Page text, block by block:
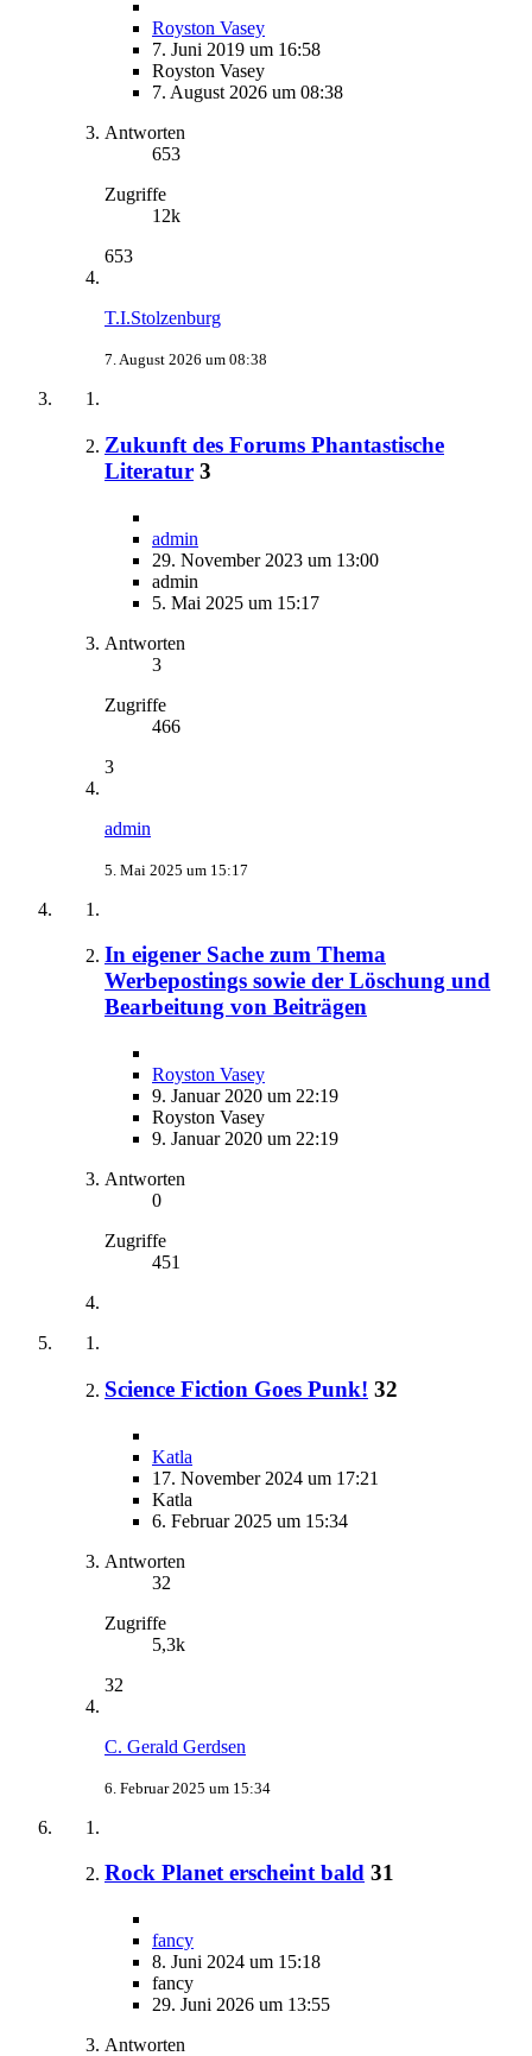
Royston Vasey
7. Juni 2019 um 16:58
Royston Vasey
7. August 2026 um 08:38
Antworten
653
Zugriffe
12k
653
T.I.Stolzenburg
7. August 2026 um 08:38
Zukunft des Forums Phantastische
Literatur 3
admin
29. November 2023 um 13:00
admin
5. Mai 2025 um 15:17
Antworten
3
Zugriffe
466
3
admin
5. Mai 2025 um 15:17
In eigener Sache zum Thema
Werbepostings sowie der Löschung und
Bearbeitung von Beiträgen
Royston Vasey
9. Januar 2020 um 22:19
Royston Vasey
9. Januar 2020 um 22:19
Antworten
0
Zugriffe
451
Science Fiction Goes Punk! 32
Katla
17. November 2024 um 17:21
Katla
6. Februar 2025 um 15:34
Antworten
32
Zugriffe
5,3k
32
C. Gerald Gerdsen
6. Februar 2025 um 15:34
Rock Planet erscheint bald 31
fancy
8. Juni 2024 um 15:18
fancy
29. Juni 2026 um 13:55
Antworten